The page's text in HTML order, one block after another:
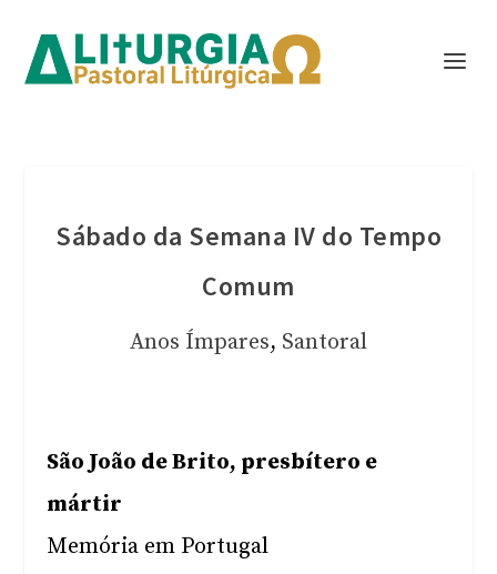
Sábado da Semana IV do Tempo
Comum
Anos Ímpares, Santoral
São João de Brito, presbítero e
mártir
Memória em Portugal